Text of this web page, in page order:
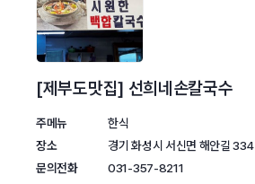
[제부도맛집] 선희네손칼국수
주메뉴
한식
장소
경기 화성시 서신면 해안길 334
문의전화
031-357-8211